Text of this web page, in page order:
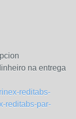
na entrega
reditabs-
reditabs-par-